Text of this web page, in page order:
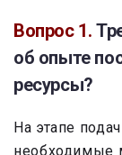
Вопрос 1.
об опыте
ресурсы?
На этапе
необходимые